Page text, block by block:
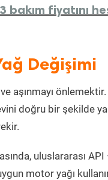
bakım fiyatını
Değişimi
aşınmayı
doğru bir şekilde
uluslararası
motor yağı